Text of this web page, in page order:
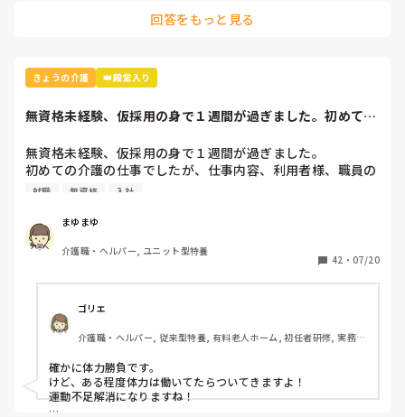
「認知症なんだから仕方ないよ」って多少のことは我慢でき
本当に他人事とは思えない事件だった。
自分の場合、利用者さんも職員も守れる職場で良かったし
友達も介護士多くて、家族とか周りも理解ある人だから相談
しやすかった。
同僚も上司も気持ち聞いてくれたりして否定する人いなかっ
た。必ず受け止めて対策一緒に考えてくれた。
本当に周りに支えてもらえたと実感してます。
私も切羽詰ってた時、上司が根性論通す人だったら、異動か
世の中全体で認知症による暴力、暴言とかもっと取り上げて
回答をもっと見る
きょうの介護 👑殿堂入り
無資格未経験、仮採用の身で１週間が過ぎました。初めての
無資格未経験、仮採用の身で１週間が過ぎました。
初めての介護の仕事でしたが、仕事内容、利用者様、職員の
人間関係は良かったです。
だ慣れていないだけかもしれませんが、今まで20年以上デス
クワークでして、体力勝負の仕事は初めてで、帰宅したら毎
日死んでいます…。
明日、施設長と面談で続けるかどうか面談なのですが、まだ
決めかねています。
介護職はやはり体力不可欠ですよね…？年齢の問題でしょう
か…？
よろしくお願いします。長文失礼しました。
就職 無資格 入社
まゆまゆ
介護職・ヘルパー, ユニット型特養
42 ・ 07/20
ゴリエ
介護職・ヘルパー, 従来型特養, 有料老人ホーム, 初任者研修, 実務者
確かに体力勝負です。
けど、ある程度体力は働いてたらついてきますよ！
運動不足解消になりますね！